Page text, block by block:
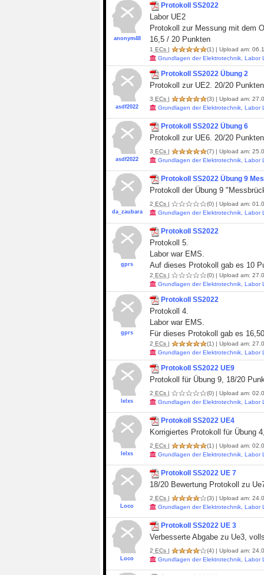
anonym48
Protokoll SS2022
Labor UE2
Protokoll zur Messung mit dem
16,5 / 20 Punkten
1 ECs | (1) | Upload am:
Grundlagen der Elektrotechnik, Labor
asdf2022
Protokoll SS2022 Übung 2
Protokoll zur UE2. 20/20
3 ECs | (3) | Upload am:
Grundlagen der Elektrotechnik, Labor
asdf2022
Protokoll SS2022 Übung 6
Protokoll zur UE6. 20/20
3 ECs | (7) | Upload am:
Grundlagen der Elektrotechnik, Labor
da_zaubara
Protokoll SS2022 Übung 9
Protokoll der Übung 9
2 ECs | (0) | Upload am:
Grundlagen der Elektrotechnik, Labor
gprs
Protokoll SS2022
Protokoll 5.
Labor war EMS.
Auf dieses Protokoll gab es 10
2 ECs | (0) | Upload am:
Grundlagen der Elektrotechnik, Labor
gprs
Protokoll SS2022
Protokoll 4.
Labor war EMS.
Für dieses Protokoll gab es
2 ECs | (1) | Upload am:
Grundlagen der Elektrotechnik, Labor
lelxs
Protokoll SS2022 UE9
Protokoll für Übung 9, 18/20
2 ECs | (0) | Upload am:
Grundlagen der Elektrotechnik, Labor
lelxs
Protokoll SS2022 UE4
Korrigiertes Protokoll für Übung
2 ECs | (1) | Upload am:
Grundlagen der Elektrotechnik, Labor
Loco
Protokoll SS2022 UE 7
18/20 Bewertung Protokoll zu
2 ECs | (3) | Upload am:
Grundlagen der Elektrotechnik, Labor
Loco
Protokoll SS2022 UE 3
Verbesserte Abgabe zu Ue3,
2 ECs | (4) | Upload am:
Grundlagen der Elektrotechnik, Labor